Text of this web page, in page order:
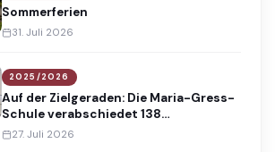
Sommerferien
31. Juli 2026
2025/2026
Auf der Zielgeraden: Die Maria-Gress-
Schule verabschiedet 138
Absolventinnen und Absolventen
27. Juli 2026